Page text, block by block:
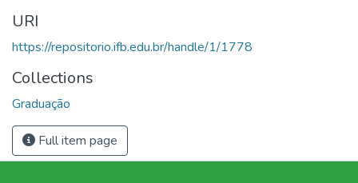
URI
https://repositorio.ifb.edu.br/handle/1/1778
Collections
Graduação
Full item page